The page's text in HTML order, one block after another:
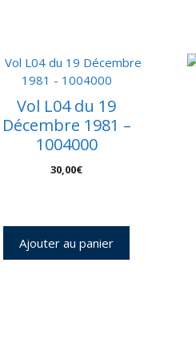
Vol L04 du 19
Décembre 1981 –
1004000
30,00€
Ajouter au panier